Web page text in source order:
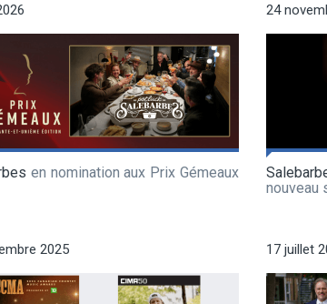
en nomination aux Prix Gémeaux
24
nouveau
2025 17 juillet